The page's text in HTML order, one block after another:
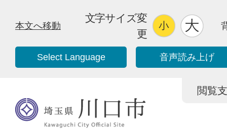
本文へ移動
文字サイズ変
更
Select Language 音声読み上げ
閲覧